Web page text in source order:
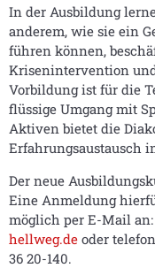
In der Ausbildung
anderem, wie sie ein
führen können,
Krisenintervention
Vorbildung ist für die
flüssige Umgang mit
Aktiven bietet die
Erfahrungsaustausch
Der neue
Eine Anmeldung
möglich per E-Mail an:
hellweg.de oder
36 20-140.